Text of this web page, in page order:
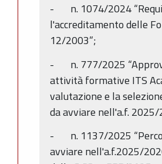
- n. 1074/2024
l'accreditamento delle
12/2003”;
- n. 777/2025
attività formative ITS
valutazione e la
da avviare nell'a.f.
- n. 1137/2025
avviare nell'a.f.2025/